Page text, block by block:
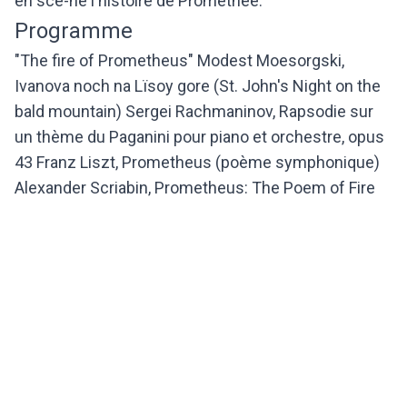
Programme
"The fire of Prometheus" Modest Moesorgski,
Ivanova noch na Lïsoy gore (St. John's Night on the
bald mountain) Sergei Rachmaninov, Rapsodie sur
un thème du Paganini pour piano et orchestre, opus
43 Franz Liszt, Prometheus (poème symphonique)
Alexander Scriabin, Prometheus: The Poem of Fire